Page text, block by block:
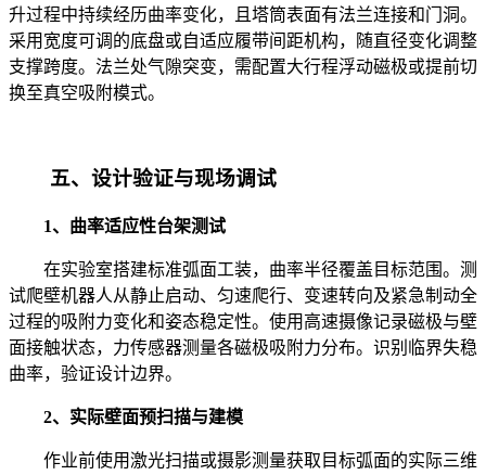
升过程中持续经历曲率变化，且塔筒表面有法兰连接和门洞。
采用宽度可调的底盘或自适应履带间距机构，随直径变化调整
支撑跨度。法兰处气隙突变，需配置大行程浮动磁极或提前切
换至真空吸附模式。
五、设计验证与现场调试
1、曲率适应性台架测试
在实验室搭建标准弧面工装，曲率半径覆盖目标范围。测
试爬壁机器人从静止启动、匀速爬行、变速转向及紧急制动全
过程的吸附力变化和姿态稳定性。使用高速摄像记录磁极与壁
面接触状态，力传感器测量各磁极吸附力分布。识别临界失稳
曲率，验证设计边界。
2、实际壁面预扫描与建模
作业前使用激光扫描或摄影测量获取目标弧面的实际三维